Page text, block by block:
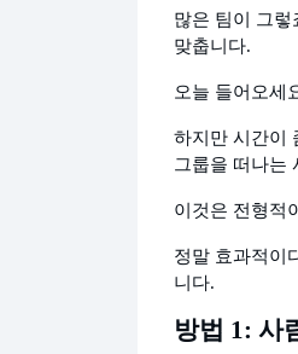
많은 팀이 그렇
맞춥니다.
오늘 들어오세
하지만 시간이
그룹을 떠나는
이것은 전형적
정말 효과적이
니다.
방법 1: 사